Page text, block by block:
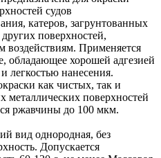
судов
катеров, загрунтованных
поверхностей,
Применяется
обладающее хорошей адгезией
легкостью нанесения.
как чистых, так и
металлических поверхностей
ржавчины до 100 мкм.
вид однородная, без
Допускается